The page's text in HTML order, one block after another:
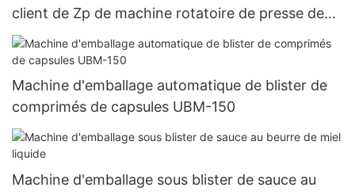
client de Zp de machine rotatoire de presse de
comprimé de presse de pilule
Machine d'emballage automatique de blister de
comprimés de capsules UBM-150
Machine d'emballage sous blister de sauce au